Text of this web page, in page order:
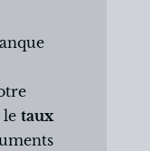
le taux